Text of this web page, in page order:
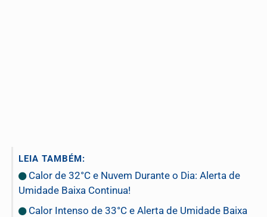
LEIA TAMBÉM:
Calor de 32°C e Nuvem Durante o Dia: Alerta de
Umidade Baixa Continua!
Calor Intenso de 33°C e Alerta de Umidade Baixa